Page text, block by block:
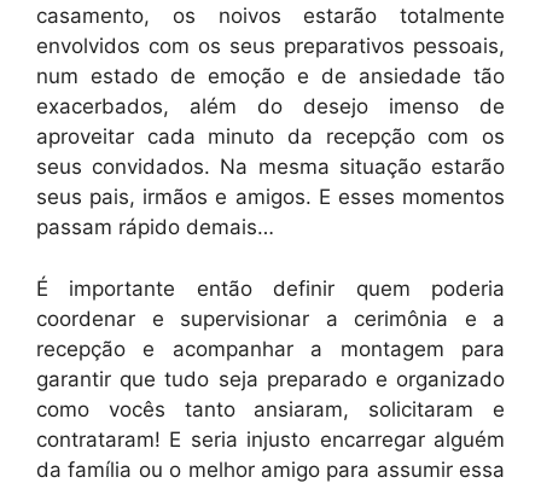
casamento, os noivos estarão totalmente
envolvidos com os seus preparativos pessoais,
num estado de emoção e de ansiedade tão
exacerbados, além do desejo imenso de
aproveitar cada minuto da recepção com os
seus convidados. Na mesma situação estarão
seus pais, irmãos e amigos. E esses momentos
passam rápido demais…
É importante então definir quem poderia
coordenar e supervisionar a cerimônia e a
recepção e acompanhar a montagem para
garantir que tudo seja preparado e organizado
como vocês tanto ansiaram, solicitaram e
contrataram! E seria injusto encarregar alguém
da família ou o melhor amigo para assumir essa